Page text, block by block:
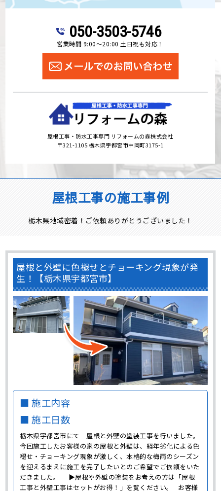
050-3503-5746
営業時間 9:00～20:00 土日祝も対応！
屋根工事・防水工事専門 リフォームの森株式会社
〒321-1105 栃木県宇都宮市中岡町3175-1
屋根工事の施工事例
栃木県地域密着！ご依頼ありがとうございました！
屋根と外壁に色褪せとチョーキング現象が発
生！【栃木県宇都宮市】
■ 施工内容
■ 施工日数
栃木県宇都宮市にて 屋根と外壁の塗装工事を行いました。
今回施工したお客様の家の屋根と外壁は、経年劣化による色
褪せ・チョーキング現象が激しく、本格的な梅雨のシーズン
を迎えるまえに施工を完了したいとのご希望でご依頼をいた
だきました。 ▶屋根や外壁の塗装をお考えの方は「屋根
工事と外壁工事はセットがお得！」を覧ください。 お客様